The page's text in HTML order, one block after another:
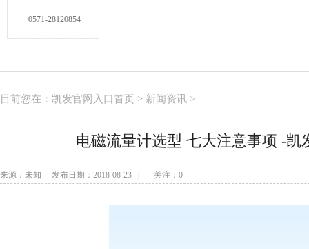
目前您在： 凯发官网入口首页 > 新闻资讯 >
电磁流量计选型 七大注意事项 -凯
来源：未知 发布日期：2018-08-23 | 关注： 0
0571-28120854